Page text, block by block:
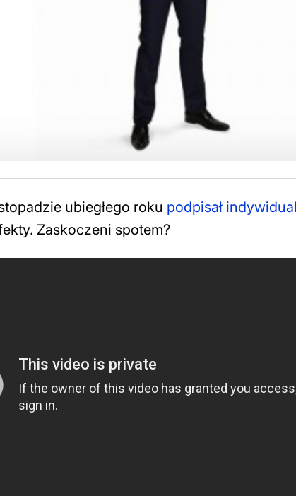
ubiegłego roku podpisał
Zaskoczeni spotem?